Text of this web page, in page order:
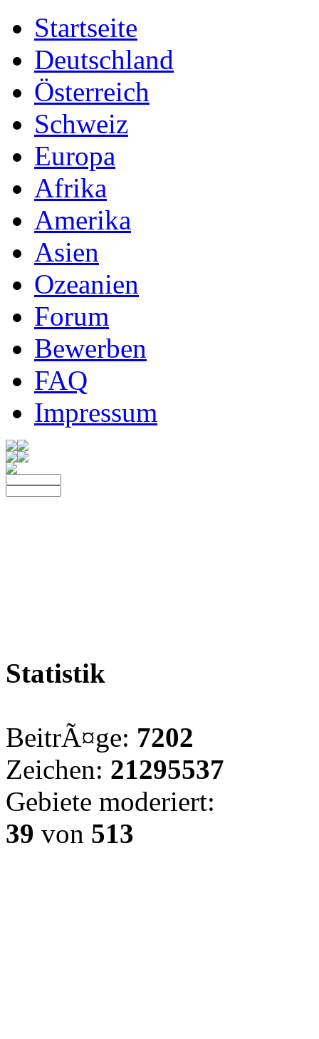
Startseite
Deutschland
Österreich
Schweiz
Europa
Afrika
Amerika
Asien
Ozeanien
Forum
Bewerben
FAQ
Impressum
Statistik
BeitrÃ¤ge: 7202
Zeichen: 21295537
Gebiete moderiert:
39 von 513